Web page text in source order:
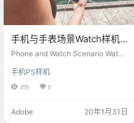
手机与手表场景Watch样机
模板
Phone and Watch Scenario Watch
手机PS样机
350 0
Adobe 20年1月31日